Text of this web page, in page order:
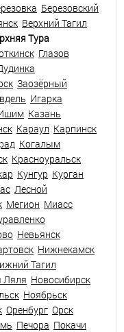
Березовский
Верхний Тагил
Тура
Глазов
Заозёрный
Игарка
Казань
Караул Карпинск
Когалым
Красноуральск
Кунгур Курган
Лесной
Мегион Миасс
Невьянск
Нижнекамск
Тагил
Ляля Новосибирск
Ноябрьск
Оренбург Орск
Печора Покачи